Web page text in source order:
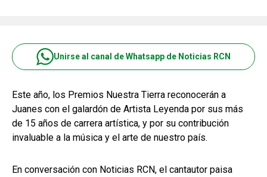
Unirse al canal de Whatsapp de Noticias RCN
Este año, los Premios Nuestra Tierra reconocerán a
Juanes con el galardón de Artista Leyenda por sus más
de 15 años de carrera artística, y por su contribución
invaluable a la música y el arte de nuestro país.
En conversación con Noticias RCN, el cantautor paisa